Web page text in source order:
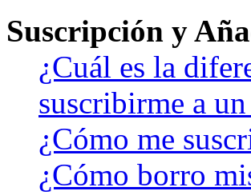
Suscripción y
¿Cuál es la
suscribirme a un
¿Cómo me
¿Cómo borro